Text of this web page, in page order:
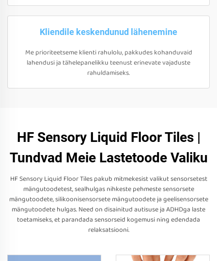
Kliendile keskendunud lähenemine
Me prioriteetseme klienti rahulolu, pakkudes kohanduvaid
lahendusi ja tähelepanelikku teenust erinevate vajaduste
rahuldamiseks.
HF Sensory Liquid Floor Tiles |
Tundvad Meie Lastetoode Valiku
HF Sensory Liquid Floor Tiles pakub mitmekesist valikut sensorsetest
mängutoodetest, sealhulgas nihkeste pehmeste sensorsete
mängutoodete, silikoonisensorsete mängutoodete ja geelisensorsete
mängutoodete hulgas. Need on disainitud autisuse ja ADHDga laste
toetamiseks, et parandada sensorseid kogemusi ning edendada
relaksatsiooni.